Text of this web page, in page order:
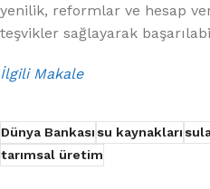
yenilik, reformlar ve hesap
teşvikler sağlayarak
İlgili Makale
Dünya Bankasısu kaynakları
tarımsal üretim